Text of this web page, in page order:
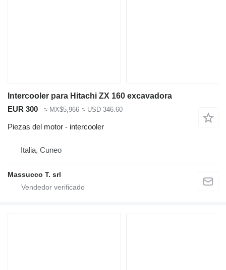
Intercooler para Hitachi ZX 160 excavadora
EUR 300
≈ MX$5,966 ≈ USD 346.60
Piezas del motor - intercooler
Italia, Cuneo
Massucco T. srl